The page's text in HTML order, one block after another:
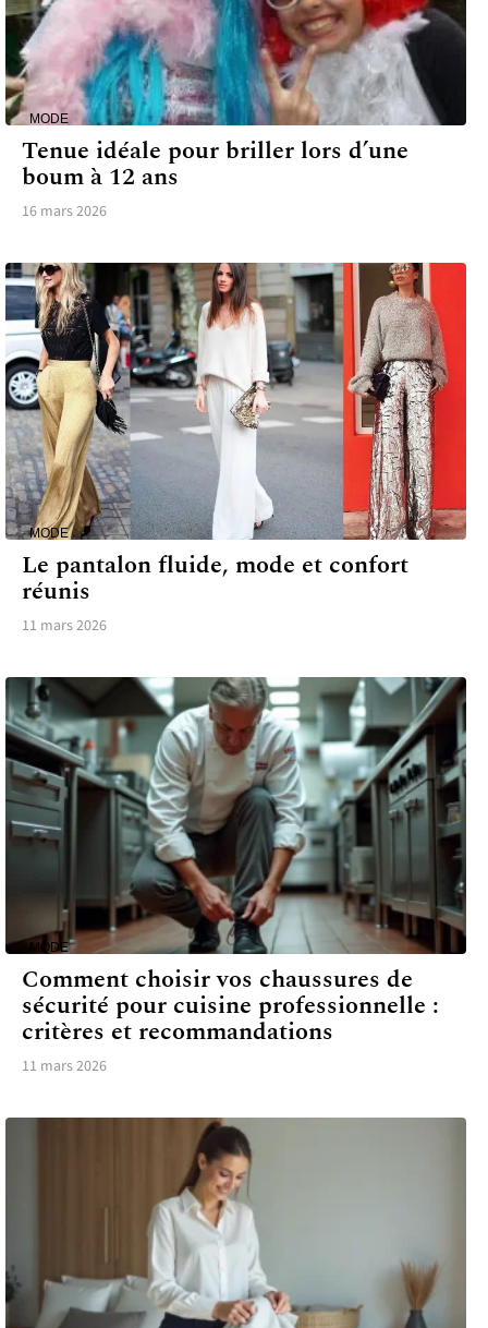
MODE
Tenue idéale pour briller lors d’une
boum à 12 ans
16 mars 2026
MODE
Le pantalon fluide, mode et confort
réunis
11 mars 2026
MODE
Comment choisir vos chaussures de
sécurité pour cuisine professionnelle :
critères et recommandations
11 mars 2026